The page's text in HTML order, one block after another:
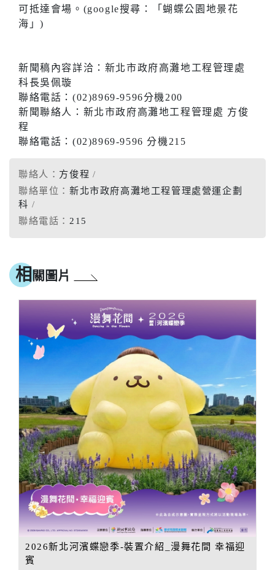
可抵達會場。(google搜尋：「蝴蝶公園地景花
海」)
新聞稿內容詳洽：新北市政府高灘地工程管理處
科長吳佩璇
聯絡電話：(02)8969-9596分機200
新聞聯絡人：新北市政府高灘地工程管理處 方俊
程
聯絡電話：(02)8969-9596 分機215
聯絡人： 方俊程
聯絡單位： 新北市政府高灘地工程管理處營運企劃
科
聯絡電話： 215
相 關圖片
2026新北河濱蝶戀季-裝置介紹_漫舞花間 幸福迎
賓